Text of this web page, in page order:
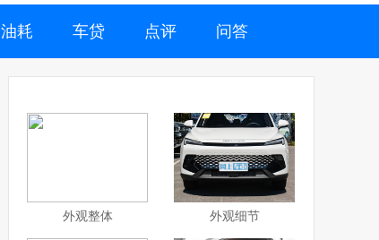
油耗 车贷 点评 问答
外观整体 外观细节